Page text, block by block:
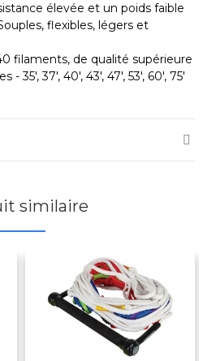
élevée et un poids faible
flexibles, légers et
filaments, de qualité supérieure
- 35', 37', 40', 43', 47', 53', 60', 75'
similaire